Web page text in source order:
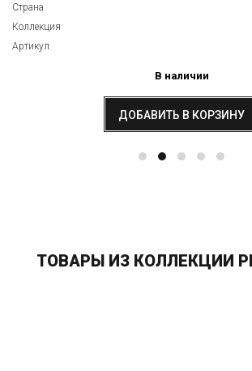
Страна
Коллекция
Артикул
В наличии
ДОБАВИТЬ В КОРЗИНУ
ТОВАРЫ ИЗ КОЛЛЕКЦИИ